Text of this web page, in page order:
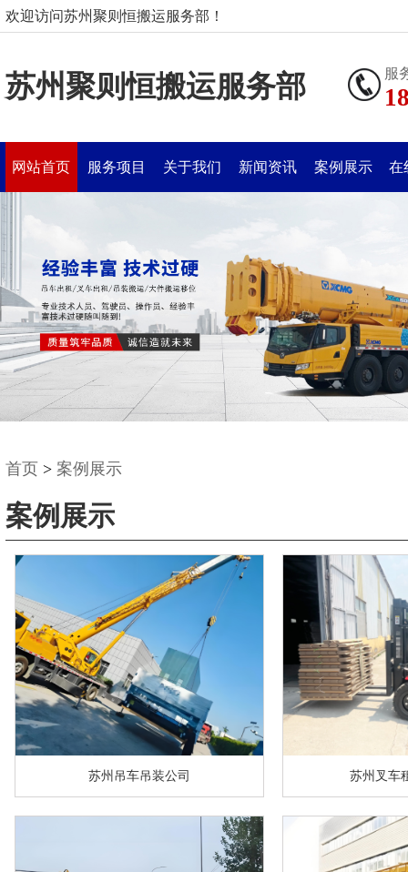
欢迎访问苏州聚则恒搬运服务部！
苏州聚则恒搬运服务部 服
网站首页 服务项目 关于我们 新闻资讯 案例展示 在
首页 > 案例展示
案例展示
苏州吊车吊装公司 苏州叉车